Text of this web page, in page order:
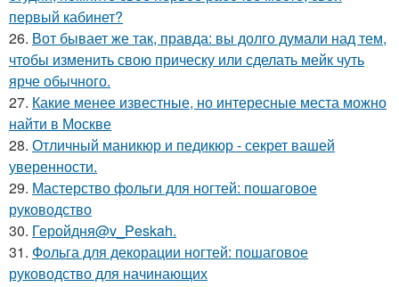
первый кабинет?
26. Вот бывает же так, правда: вы долго думали над тем,
чтобы изменить свою прическу или сделать мейк чуть
ярче обычного.
27. Какие менее известные, но интересные места можно
найти в Москве
28. Отличный маникюр и педикюр - секрет вашей
уверенности.
29. Мастерство фольги для ногтей: пошаговое
руководство
30. Геройдня@v_Peskah.
31. Фольга для декорации ногтей: пошаговое
руководство для начинающих